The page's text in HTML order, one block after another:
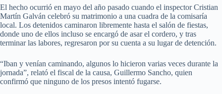
El hecho ocurrió en mayo del año pasado cuando el inspector Cristian
Martín Galván celebró su matrimonio a una cuadra de la comisaría
local. Los detenidos caminaron libremente hasta el salón de fiestas,
donde uno de ellos incluso se encargó de asar el cordero, y tras
terminar las labores, regresaron por su cuenta a su lugar de detención.
“Iban y venían caminando, algunos lo hicieron varias veces durante la
jornada”, relató el fiscal de la causa, Guillermo Sancho, quien
confirmó que ninguno de los presos intentó fugarse.